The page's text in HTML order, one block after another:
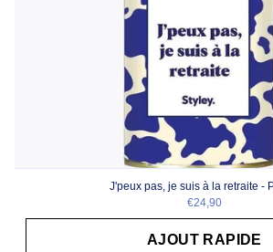
J'peux pas, je suis à la retraite -
€24,90
AJOUT RAPIDE